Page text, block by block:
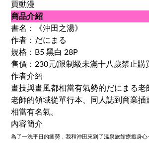
買動漫
商品介紹
書名：《沖田之湯》
作者：だにまる
規格：B5 黑白 28P
售價：230元(限制級未滿十八歲禁止購
作者介紹
畫技與畫風都相當有氣勢的だにまる
老師的領域從單行本、同人誌到商業
相當有名氣。
內容簡介
為了一洗平日的疲勞，我和沖田來到了溫泉旅館療癒身